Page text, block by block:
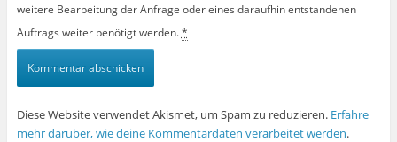
weitere Bearbeitung der Anfrage oder eines daraufhin entstandenen
Auftrags weiter benötigt werden.*
Diese Website verwendet Akismet, um Spam zu reduzieren. Erfahre
mehr darüber, wie deine Kommentardaten verarbeitet werden.